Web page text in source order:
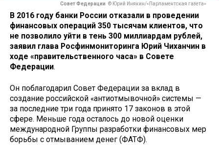
Совет Федерации © Юрий Инякин/«Парламентская газета»
В 2016 году банки России отказали в проведении
финансовых операций 350 тысячам клиентов, что
не позволило уйти в тень 300 миллиардам рублей,
заявил глава Росфинмониторинга Юрий Чиханчин в
ходе «правительственного часа» в Совете
Федерации.
Он поблагодарил Совет Федерации за вклад в
создание российской «антиотмывочной» системы —
за последние три года принято 17 законов в этой
сфере. Меньше года осталось до новой оценки
международной Группы разработки финансовых мер
борьбы с отмыванием денег (ФАТФ).